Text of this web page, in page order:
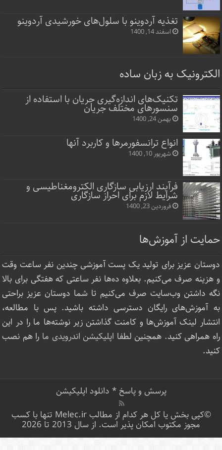
تغذیه آردوینو با سلول‌های خورشیدی آردوینو
اسفند 14, 1400
الکترونیک به زبان ساده
تکنیک‌های اندازه‌گیری جریان با استفاده از
سنسورهای مختلف جریان
بهمن 24, 1400
انواع ترانسفورمرها و کاربرد آنها
شهریور 10, 1400
فرآیند ارزیابی سازگاری الکترومغناطیسی و
شرایط لازم برای احراز سازگاری
فروردین 23, 1400
حمایت از آموزش‌ها
دوستان عزیز برای تولید یک پست آموزشی چندین نفر ساعت‌ وقت
و هزینه صرف می‌کنیم. بعلاوه ده‌ها نفر ساعتی که هفتگی برای بالا
نگه داشتن وب‌سایت صرف ‌می‌کنیم تا شما دوستان عزیز براحتی
به آموزش‌های رایگان دسترسی داشته باشید. پس با مطالعه،
انتشار لینک‌ آموزش‌ها و کامنت گذاشتن زیر نوشته‌‌ها ما را در این
راه همراهی کنید. همچنین لطفا اپلیکیشن اندرویدی ما را هم نصب
کنید.
پرسش و پاسخ* دانلود اپلیکیشن
©کپی بخش یا کل هر کدام از مطالب Melec.ir تنها با کسب
مجوز مکتوب امکان پذیر است. از سال 2013 تا 2026